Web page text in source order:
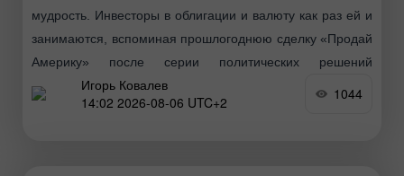
мудрость. Инвесторы в облигации и валюту как раз ей и
занимаются, вспоминая прошлогоднюю сделку «Продай
Америку» после серии политических решений
Вашингтона. Доллар
Игорь Ковалев
14:02 2026-08-06 UTC+2
1044